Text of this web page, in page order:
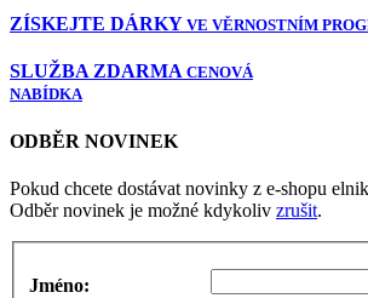
ZÍSKEJTE DÁRKY VE VĚRNOSTNÍM
SLUŽBA ZDARMA CENOVÁ
NABÍDKA
ODBĚR NOVINEK
Pokud chcete dostávat novinky z e-shopu
Odběr novinek je možné kdykoliv zrušit.
Jméno: